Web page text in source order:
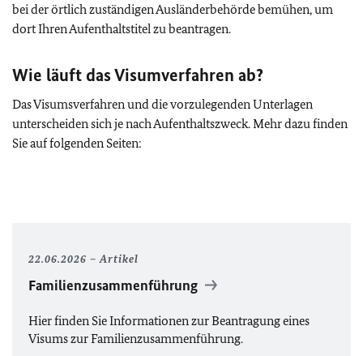
bei der örtlich zuständigen Ausländerbehörde bemühen, um
dort Ihren Aufenthaltstitel zu beantragen.
Wie läuft das Visumverfahren ab?
Das Visumsverfahren und die vorzulegenden Unterlagen
unterscheiden sich je nach Aufenthaltszweck. Mehr dazu finden
Sie auf folgenden Seiten:
22.06.2026 Artikel
Familienzusammenführung
Hier finden Sie Informationen zur Beantragung eines
Visums zur Familienzusammenführung.